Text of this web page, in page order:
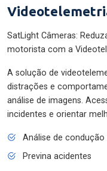
SatLight Câmeras:
motorista com a
A solução de
distrações e
análise de imagens.
incidentes e orientar
Análise de
Previna acidentes